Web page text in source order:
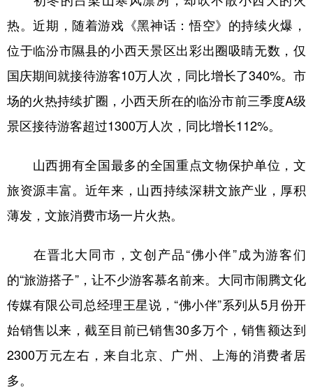
文化产业
地方频道
北京 天津 河北 山西
辽宁 吉林 上海 江苏
山东 河南 湖北 湖南
广东 广西
新疆 内蒙古 黑龙江
多语种频道
热。近期，随着游戏《黑神话：悟空》的持续火爆，
位于临汾市隰县的小西天景区出彩出圈吸睛无数，仅
国庆期间就接待游客10万人次，同比增长了340%。市
场的火热持续扩圈，小西天所在的临汾市前三季度A级
景区接待游客超过1300万人次，同比增长112%。
山西拥有全国最多的全国重点文物保护单位，文
旅资源丰富。近年来，山西持续深耕文旅产业，厚积
薄发，文旅消费市场一片火热。
在晋北大同市，文创产品“佛小伴”成为游客们
的“旅游搭子”，让不少游客慕名前来。大同市闹腾文化
传媒有限公司总经理王星说，“佛小伴”系列从5月份开
始销售以来，截至目前已销售30多万个，销售额达到
2300万元左右，来自北京、广州、上海的消费者居
多。